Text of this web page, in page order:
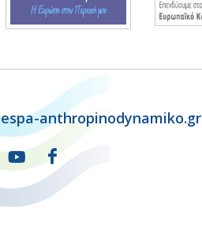
espa-anthropinodynamiko.gr